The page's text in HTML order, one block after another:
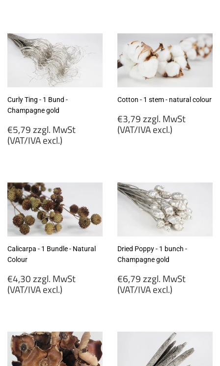
MwSt
(VAT/IVA
excl.)
(VAT/IVA
excl.)
Curly Ting - 1 Bund -
Champagne gold
Regular
price
€5,79 zzgl. MwSt
(VAT/IVA excl.)
MwSt
(VAT/IVA
excl.)
Cotton - 1 stem - natural colour
Regular
price
€3,79 zzgl. MwSt
(VAT/IVA excl.)
(VAT/IVA
excl.)
Calicarpa - 1 Bundle - Natural
Colour
Regular
price
€4,30 zzgl. MwSt
(VAT/IVA excl.)
MwSt
(VAT/IVA
excl.)
Dried Poppy - 1 bunch -
Champagne gold
Regular
price
€6,79 zzgl. MwSt
(VAT/IVA excl.)
MwSt